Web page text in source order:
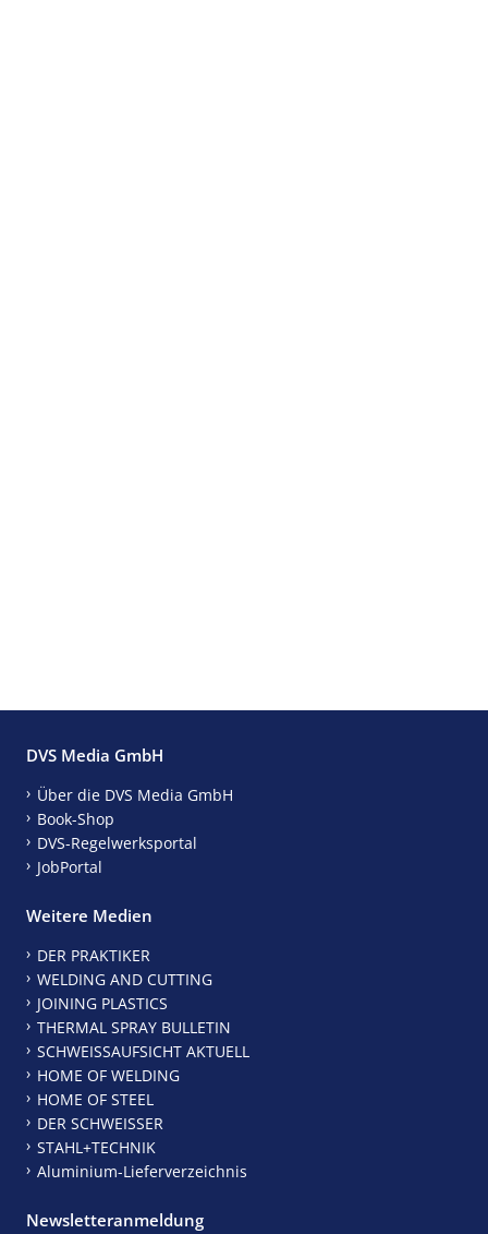
DVS Media GmbH
Über die DVS Media GmbH
Book-Shop
DVS-Regelwerksportal
JobPortal
Weitere Medien
DER PRAKTIKER
WELDING AND CUTTING
JOINING PLASTICS
THERMAL SPRAY BULLETIN
SCHWEISSAUFSICHT AKTUELL
HOME OF WELDING
HOME OF STEEL
DER SCHWEISSER
STAHL+TECHNIK
Aluminium-Lieferverzeichnis
Newsletteranmeldung